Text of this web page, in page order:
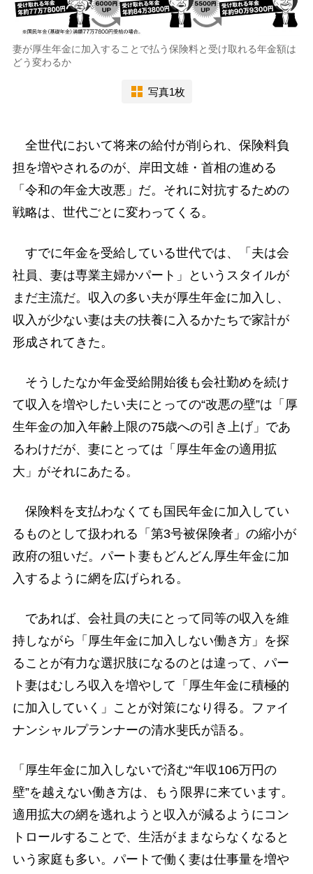
妻が厚生年金に加入することで払う保険料と受け取れる年金額は
どう変わるか
写真1枚
全世代において将来の給付が削られ、保険料負
担を増やされるのが、岸田文雄・首相の進める
「令和の年金大改悪」だ。それに対抗するための
戦略は、世代ごとに変わってくる。
すでに年金を受給している世代では、「夫は会
社員、妻は専業主婦かパート」というスタイルが
まだ主流だ。収入の多い夫が厚生年金に加入し、
収入が少ない妻は夫の扶養に入るかたちで家計が
形成されてきた。
そうしたなか年金受給開始後も会社勤めを続け
て収入を増やしたい夫にとっての“改悪の壁”は「厚
生年金の加入年齢上限の75歳への引き上げ」であ
るわけだが、妻にとっては「厚生年金の適用拡
大」がそれにあたる。
保険料を支払わなくても国民年金に加入してい
るものとして扱われる「第3号被保険者」の縮小が
政府の狙いだ。パート妻もどんどん厚生年金に加
入するように網を広げられる。
であれば、会社員の夫にとって同等の収入を維
持しながら「厚生年金に加入しない働き方」を探
ることが有力な選択肢になるのとは違って、パー
ト妻はむしろ収入を増やして「厚生年金に積極的
に加入していく」ことが対策になり得る。ファイ
ナンシャルプランナーの清水斐氏が語る。
「厚生年金に加入しないで済む“年収106万円の
壁”を越えない働き方は、もう限界に来ています。
適用拡大の網を逃れようと収入が減るようにコン
トロールすることで、生活がままならなくなると
いう家庭も多い。パートで働く妻は仕事量を増や